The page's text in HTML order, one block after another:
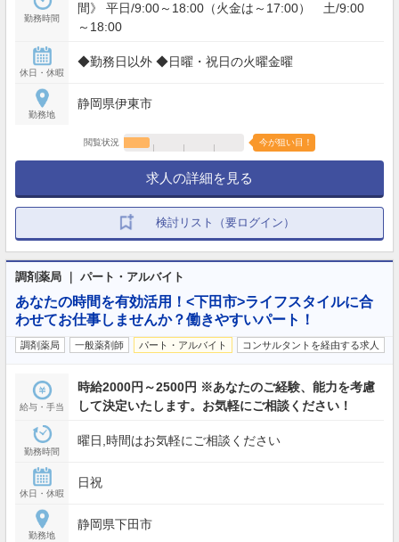
勤務時間
間》 平日/9:00～18:00（火金は～17:00） 土/9:00
～18:00
休日・休暇
◆勤務日以外 ◆日曜・祝日の火曜金曜
勤務地
静岡県伊東市
閲覧状況 今が狙い目！
求人の詳細を見る
検討リスト（要ログイン）
調剤薬局 ｜ パート・アルバイト
あなたの時間を有効活用！<下田市>ライフスタイルに合
わせてお仕事しませんか？働きやすいパート！
調剤薬局 一般薬剤師 パート・アルバイト コンサルタントを経由する求人
給与・手当
時給2000円～2500円 ※あなたのご経験、能力を考慮
して決定いたします。お気軽にご相談ください！
勤務時間
曜日,時間はお気軽にご相談ください
休日・休暇
日祝
勤務地
静岡県下田市